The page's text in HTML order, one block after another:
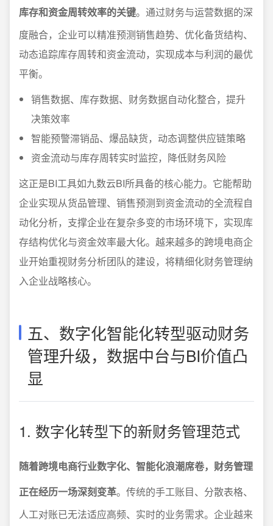
库存和资金周转效率的关键。通过财务与运营数据的深
度融合，企业可以精准预测销售趋势、优化备货结构、
动态追踪库存周转和资金流动，实现成本与利润的最优
平衡。
销售数据、库存数据、财务数据自动化整合，提升
决策效率
智能预警滞销品、爆品缺货，动态调整供应链策略
资金流动与库存周转实时监控，降低财务风险
这正是BI工具如九数云BI所具备的核心能力。它能帮助
企业实现从货品管理、销售预测到资金流动的全流程自
动化分析，支撑企业在复杂多变的市场环境下，实现库
存结构优化与资金效率最大化。越来越多的跨境电商企
业开始重视财务分析团队的建设，将精细化财务管理纳
入企业战略核心。
五、数字化智能化转型驱动财务
管理升级，数据中台与BI价值凸
显
1. 数字化转型下的新财务管理范式
随着跨境电商行业数字化、智能化浪潮席卷，财务管理
正在经历一场深刻变革。传统的手工账目、分散表格、
人工对账已无法适应高频、实时的业务需求。企业越来